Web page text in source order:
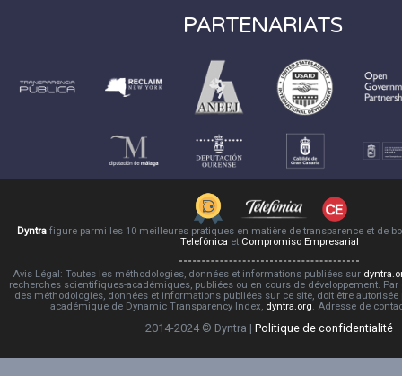
PARTENARIATS
Dyntra figure parmi les 10 meilleures pratiques en matière de transparence et de
Telefónica et Compromiso Empresarial
Avis Légal: Toutes les méthodologies, données et informations publiées sur
recherches scientifiques-académiques, publiées ou en cours de développement.
des méthodologies, données et informations publiées sur ce site, doit être
académique de Dynamic Transparency Index, dyntra.org. Adresse de
2014-2024 © Dyntra | Politique de confidentialité